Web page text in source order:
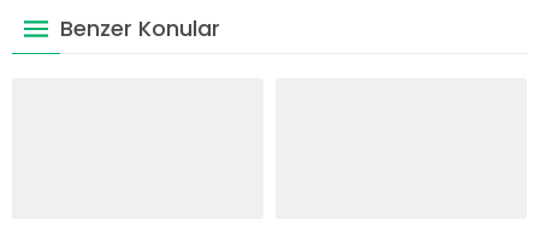
Benzer Konular